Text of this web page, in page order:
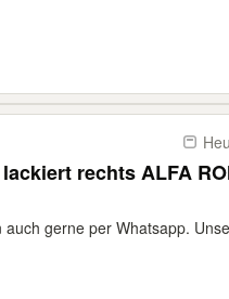
ALFA ROMEO
gerne per Whatsapp.